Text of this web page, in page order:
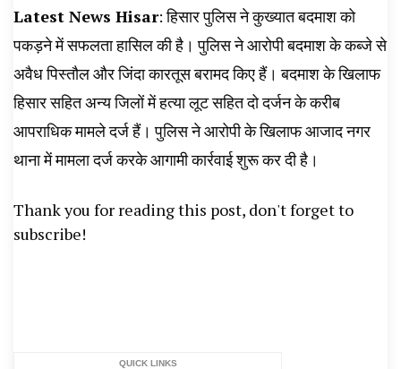
Latest News Hisar: हिसार पुलिस ने कुख्यात बदमाश को
पकड़ने में सफलता हासिल की है। पुलिस ने आरोपी बदमाश के कब्जे से
अवैध पिस्तौल और जिंदा कारतूस बरामद किए हैं। बदमाश के खिलाफ
हिसार सहित अन्य जिलों में हत्या लूट सहित दो दर्जन के करीब
आपराधिक मामले दर्ज हैं। पुलिस ने आरोपी के खिलाफ आजाद नगर
थाना में मामला दर्ज करके आगामी कार्रवाई शुरू कर दी है। ‌
Thank you for reading this post, don't forget to
subscribe!
QUICK LINKS